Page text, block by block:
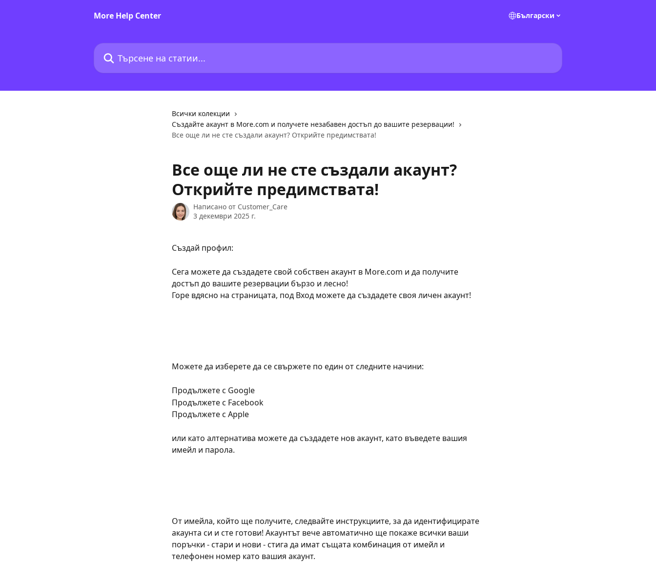
More Help Center
Български
Търсене на статии...
Всички колекции
Създайте акаунт в More.com и получете незабавен достъп до вашите резервации!
Все още ли не сте създали акаунт? Открийте предимствата!
Все още ли не сте създали акаунт?
Открийте предимствата!
Написано от Customer_Care
3 декември 2025 г.
Създай профил:
Сега можете да създадете свой собствен акаунт в More.com и да получите
достъп до вашите резервации бързо и лесно!
Горе вдясно на страницата, под Вход можете да създадете своя личен акаунт!
Можете да изберете да се свържете по един от следните начини:
Продължете с Google
Продължете с Facebook
Продължете с Apple
или като алтернатива можете да създадете нов акаунт, като въведете вашия
имейл и парола.
От имейла, който ще получите, следвайте инструкциите, за да идентифицирате
акаунта си и сте готови! Акаунтът вече автоматично ще покаже всички ваши
поръчки - стари и нови - стига да имат същата комбинация от имейл и
телефонен номер като вашия акаунт.